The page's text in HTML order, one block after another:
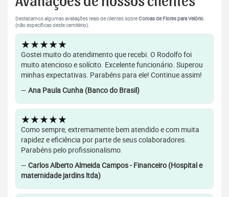
Destacamos algumas avaliações reais de clientes sobreCoroas de Flores para Velório.
(não específicas deste cemitério).
★★★★★
Gostei muito do atendimento que recebi. O Rodolfo foi
muito atencioso e solícito. Excelente funcionário. Superou
minhas expectativas. Parabéns para ele! Continue assim!
— Ana Paula Cunha (Banco do Brasil)
★★★★★
Como sempre, extremamente bem atendido e com muita
rapidez e eficiência por parte de seus colaboradores.
Parabéns pelo profissionalismo.
— Carlos Alberto Almeida Campos - Financeiro (Hospital e
maternidade jardins ltda)